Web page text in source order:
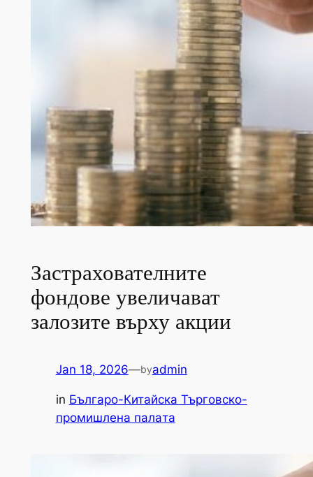
Застрахователните
фондове увеличават
залозите върху акции
Jan 18, 2026—byadmin
in Българо-Китайска Търговско-
промишлена палaта